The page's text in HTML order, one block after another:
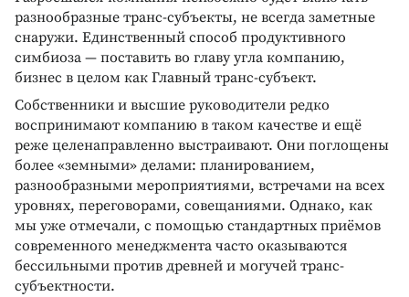
разнообразные транс-субъекты, не всегда заметные
снаружи. Единственный способ продуктивного
симбиоза — поставить во главу угла компанию,
бизнес в целом как Главный транс-субъект.
Собственники и высшие руководители редко
воспринимают компанию в таком качестве и ещё
реже целенаправленно выстраивают. Они поглощены
более «земными» делами: планированием,
разнообразными мероприятиями, встречами на всех
уровнях, переговорами, совещаниями. Однако, как
мы уже отмечали, с помощью стандартных приёмов
современного менеджмента часто оказываются
бессильными против древней и могучей транс-
субъектности.